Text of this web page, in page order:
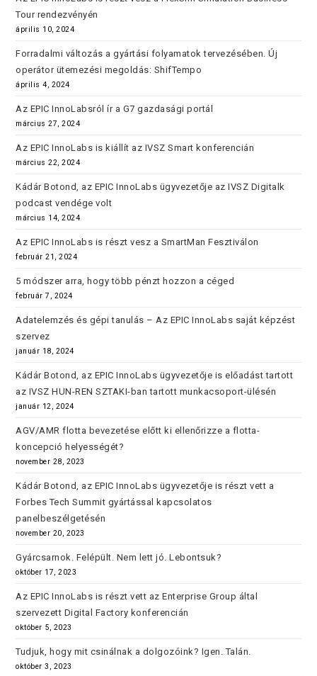
Tour rendezvényén
április 10, 2024
Forradalmi változás a gyártási folyamatok tervezésében. Új
operátor ütemezési megoldás: ShifTempo
április 4, 2024
Az EPIC InnoLabsról ír a G7 gazdasági portál
március 27, 2024
Az EPIC InnoLabs is kiállít az IVSZ Smart konferencián
március 22, 2024
Kádár Botond, az EPIC InnoLabs ügyvezetője az IVSZ Digitalk
podcast vendége volt
március 14, 2024
Az EPIC InnoLabs is részt vesz a SmartMan Fesztiválon
február 21, 2024
5 módszer arra, hogy több pénzt hozzon a céged
február 7, 2024
Adatelemzés és gépi tanulás – Az EPIC InnoLabs saját képzést
szervez
január 18, 2024
Kádár Botond, az EPIC InnoLabs ügyvezetője is előadást tartott
az IVSZ HUN-REN SZTAKI-ban tartott munkacsoport-ülésén
január 12, 2024
AGV/AMR flotta bevezetése előtt ki ellenőrizze a flotta-
koncepció helyességét?
november 28, 2023
Kádár Botond, az EPIC InnoLabs ügyvezetője is részt vett a
Forbes Tech Summit gyártással kapcsolatos
panelbeszélgetésén
november 20, 2023
Gyárcsarnok. Felépült. Nem lett jó. Lebontsuk?
október 17, 2023
Az EPIC InnoLabs is részt vett az Enterprise Group által
szervezett Digital Factory konferencián
október 5, 2023
Tudjuk, hogy mit csinálnak a dolgozóink? Igen. Talán.
október 3, 2023